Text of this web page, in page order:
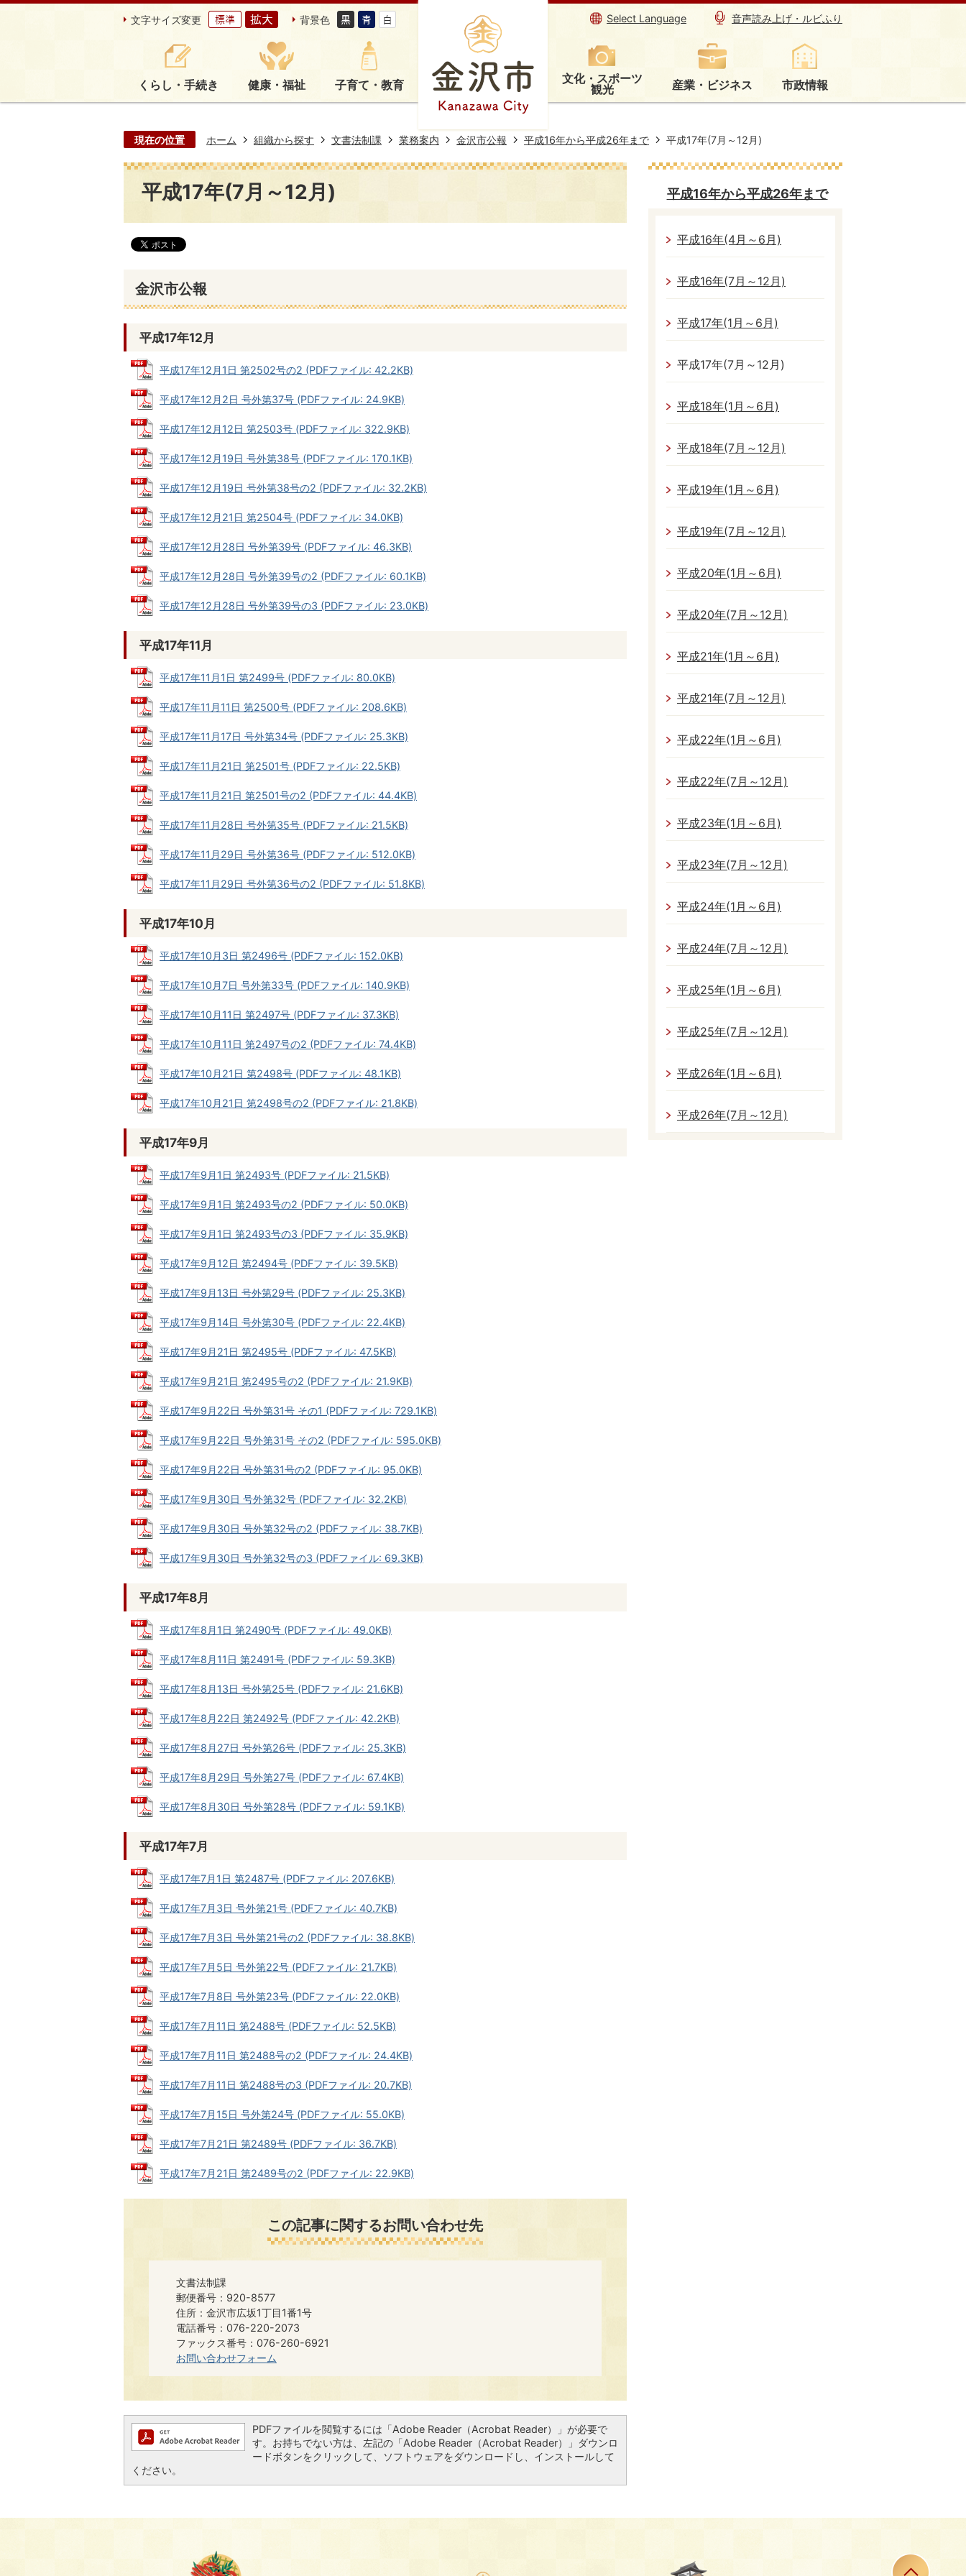
文字サイズ変更 背景色 Select Language 音声読み上げ・ルビふり
くらし・手続き 健康・福祉 子育て・教育 文化・スポーツ
観光 産業・ビジネス 市政情報
現在の位置 ホーム 組織から探す 文書法制課 業務案内 金沢市公報 平成16年から平成26年まで 平成17年(7月～12月)
平成17年(7月～12月)
金沢市公報
平成17年12月
平成17年12月1日 第2502号の2 (PDFファイル: 42.2KB)
平成17年12月2日 号外第37号 (PDFファイル: 24.9KB)
平成17年12月12日 第2503号 (PDFファイル: 322.9KB)
平成17年12月19日 号外第38号 (PDFファイル: 170.1KB)
平成17年12月19日 号外第38号の2 (PDFファイル: 32.2KB)
平成17年12月21日 第2504号 (PDFファイル: 34.0KB)
平成17年12月28日 号外第39号 (PDFファイル: 46.3KB)
平成17年12月28日 号外第39号の2 (PDFファイル: 60.1KB)
平成17年12月28日 号外第39号の3 (PDFファイル: 23.0KB)
平成17年11月
平成17年11月1日 第2499号 (PDFファイル: 80.0KB)
平成17年11月11日 第2500号 (PDFファイル: 208.6KB)
平成17年11月17日 号外第34号 (PDFファイル: 25.3KB)
平成17年11月21日 第2501号 (PDFファイル: 22.5KB)
平成17年11月21日 第2501号の2 (PDFファイル: 44.4KB)
平成17年11月28日 号外第35号 (PDFファイル: 21.5KB)
平成17年11月29日 号外第36号 (PDFファイル: 512.0KB)
平成17年11月29日 号外第36号の2 (PDFファイル: 51.8KB)
平成17年10月
平成17年10月3日 第2496号 (PDFファイル: 152.0KB)
平成17年10月7日 号外第33号 (PDFファイル: 140.9KB)
平成17年10月11日 第2497号 (PDFファイル: 37.3KB)
平成17年10月11日 第2497号の2 (PDFファイル: 74.4KB)
平成17年10月21日 第2498号 (PDFファイル: 48.1KB)
平成17年10月21日 第2498号の2 (PDFファイル: 21.8KB)
平成17年9月
平成17年9月1日 第2493号 (PDFファイル: 21.5KB)
平成17年9月1日 第2493号の2 (PDFファイル: 50.0KB)
平成17年9月1日 第2493号の3 (PDFファイル: 35.9KB)
平成17年9月12日 第2494号 (PDFファイル: 39.5KB)
平成17年9月13日 号外第29号 (PDFファイル: 25.3KB)
平成17年9月14日 号外第30号 (PDFファイル: 22.4KB)
平成17年9月21日 第2495号 (PDFファイル: 47.5KB)
平成17年9月21日 第2495号の2 (PDFファイル: 21.9KB)
平成17年9月22日 号外第31号 その1 (PDFファイル: 729.1KB)
平成17年9月22日 号外第31号 その2 (PDFファイル: 595.0KB)
平成17年9月22日 号外第31号の2 (PDFファイル: 95.0KB)
平成17年9月30日 号外第32号 (PDFファイル: 32.2KB)
平成17年9月30日 号外第32号の2 (PDFファイル: 38.7KB)
平成17年9月30日 号外第32号の3 (PDFファイル: 69.3KB)
平成17年8月
平成17年8月1日 第2490号 (PDFファイル: 49.0KB)
平成17年8月11日 第2491号 (PDFファイル: 59.3KB)
平成17年8月13日 号外第25号 (PDFファイル: 21.6KB)
平成17年8月22日 第2492号 (PDFファイル: 42.2KB)
平成17年8月27日 号外第26号 (PDFファイル: 25.3KB)
平成17年8月29日 号外第27号 (PDFファイル: 67.4KB)
平成17年8月30日 号外第28号 (PDFファイル: 59.1KB)
平成17年7月
平成17年7月1日 第2487号 (PDFファイル: 207.6KB)
平成17年7月3日 号外第21号 (PDFファイル: 40.7KB)
平成17年7月3日 号外第21号の2 (PDFファイル: 38.8KB)
平成17年7月5日 号外第22号 (PDFファイル: 21.7KB)
平成17年7月8日 号外第23号 (PDFファイル: 22.0KB)
平成17年7月11日 第2488号 (PDFファイル: 52.5KB)
平成17年7月11日 第2488号の2 (PDFファイル: 24.4KB)
平成17年7月11日 第2488号の3 (PDFファイル: 20.7KB)
平成17年7月15日 号外第24号 (PDFファイル: 55.0KB)
平成17年7月21日 第2489号 (PDFファイル: 36.7KB)
平成17年7月21日 第2489号の2 (PDFファイル: 22.9KB)
この記事に関するお問い合わせ先
文書法制課
郵便番号：920-8577
住所：金沢市広坂1丁目1番1号
電話番号：076-220-2073
ファックス番号：076-260-6921​​​​
お問い合わせフォーム
PDFファイルを閲覧するには「Adobe Reader（Acrobat Reader）」が必要で
す。お持ちでない方は、左記の「Adobe Reader（Acrobat Reader）」ダウンロ
ードボタンをクリックして、ソフトウェアをダウンロードし、インストールして
ください。
平成16年から平成26年まで
平成16年(4月～6月)
平成16年(7月～12月)
平成17年(1月～6月)
平成17年(7月～12月)
平成18年(1月～6月)
平成18年(7月～12月)
平成19年(1月～6月)
平成19年(7月～12月)
平成20年(1月～6月)
平成20年(7月～12月)
平成21年(1月～6月)
平成21年(7月～12月)
平成22年(1月～6月)
平成22年(7月～12月)
平成23年(1月～6月)
平成23年(7月～12月)
平成24年(1月～6月)
平成24年(7月～12月)
平成25年(1月～6月)
平成25年(7月～12月)
平成26年(1月～6月)
平成26年(7月～12月)